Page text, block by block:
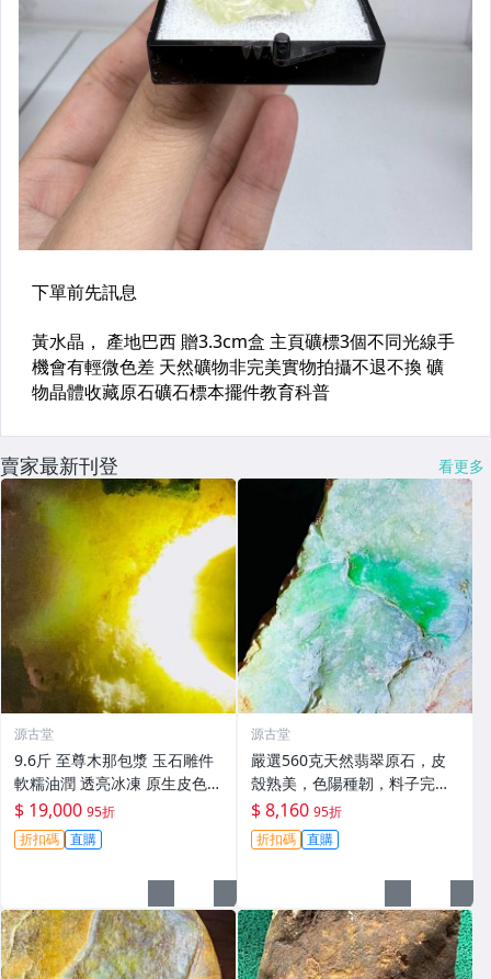
賣家最新刊登 看更多
源古堂
9.6斤 至尊木那包漿 玉石雕件
軟糯油潤 透亮冰凍 原生皮色
手工美專名貴石頭 正規嚴選 冬
季推薦 翡翠 A貨 翡翠玉
$ 19,000 95折
折扣碼 直購
源古堂
嚴選560克天然翡翠原石，皮
殼熟美，色陽種韌，料子完
整，打燈更顯珍稀，空間寬闊
適合打造手鐲或掛件，絕佳收
藏選擇。 翡翠 翡翠原石 A貨翡
$ 8,160 95折
折扣碼 直購